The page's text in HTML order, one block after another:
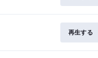
再生する